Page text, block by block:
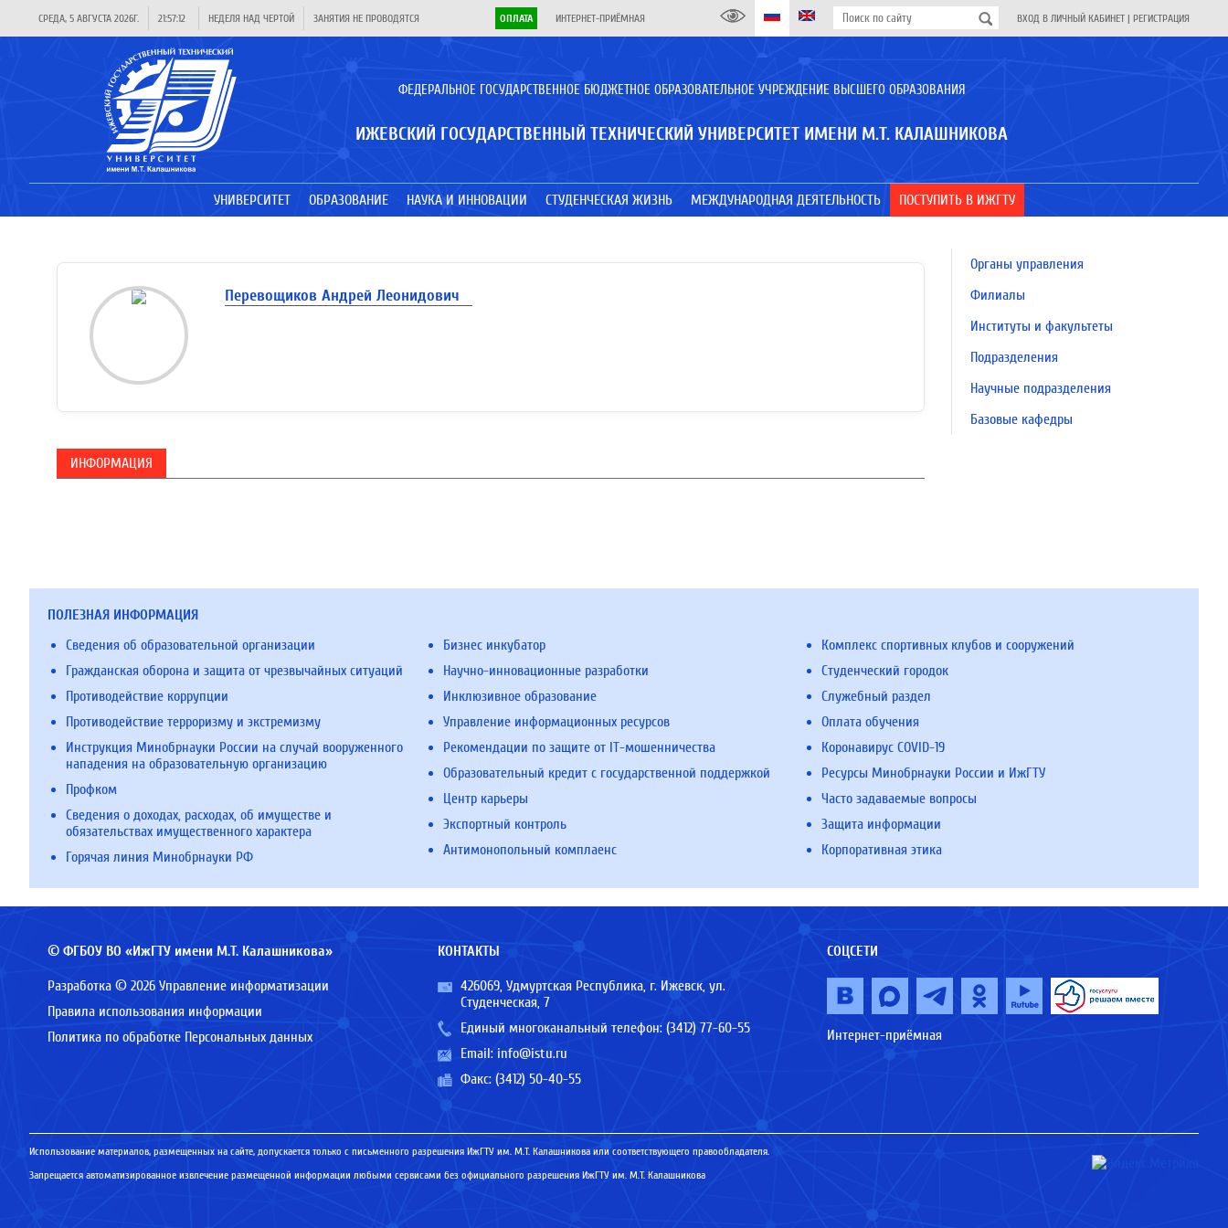
СРЕДА, 5 АВГУСТА 2026Г. 21:57:12 НЕДЕЛЯ НАД ЧЕРТОЙ ЗАНЯТИЯ НЕ ПРОВОДЯТСЯ ОПЛАТА ИНТЕРНЕТ-ПРИЁМНАЯ ВХОД В ЛИЧНЫЙ КАБИНЕТ | РЕГИСТРАЦИЯ
ФЕДЕРАЛЬНОЕ ГОСУДАРСТВЕННОЕ БЮДЖЕТНОЕ ОБРАЗОВАТЕЛЬНОЕ УЧРЕЖДЕНИЕ ВЫСШЕГО ОБРАЗОВАНИЯ
ИЖЕВСКИЙ ГОСУДАРСТВЕННЫЙ ТЕХНИЧЕСКИЙ УНИВЕРСИТЕТ ИМЕНИ М.Т. КАЛАШНИКОВА
УНИВЕРСИТЕТ ОБРАЗОВАНИЕ НАУКА И ИННОВАЦИИ СТУДЕНЧЕСКАЯ ЖИЗНЬ МЕЖДУНАРОДНАЯ ДЕЯТЕЛЬНОСТЬ ПОСТУПИТЬ В ИЖГТУ
Перевощиков Андрей Леонидович
ИНФОРМАЦИЯ
Органы управления
Филиалы
Институты и факультеты
Подразделения
Научные подразделения
Базовые кафедры
ПОЛЕЗНАЯ ИНФОРМАЦИЯ
Сведения об образовательной организации
Гражданская оборона и защита от чрезвычайных ситуаций
Противодействие коррупции
Противодействие терроризму и экстремизму
Инструкция Минобрнауки России на случай вооруженного
нападения на образовательную организацию
Профком
Сведения о доходах, расходах, об имуществе и
обязательствах имущественного характера
Горячая линия Минобрнауки РФ
Бизнес инкубатор
Научно-инновационные разработки
Инклюзивное образование
Управление информационных ресурсов
Рекомендации по защите от IT-мошенничества
Образовательный кредит с государственной поддержкой
Центр карьеры
Экспортный контроль
Антимонопольный комплаенс
Комплекс спортивных клубов и сооружений
Студенческий городок
Служебный раздел
Оплата обучения
Коронавирус COVID-19
Ресурсы Минобрнауки России и ИжГТУ
Часто задаваемые вопросы
Защита информации
Корпоративная этика
© ФГБОУ ВО «ИжГТУ имени М.Т. Калашникова»
Разработка © 2026 Управление информатизации
Правила использования информации
Политика по обработке Персональных данных
КОНТАКТЫ
426069, Удмуртская Республика, г. Ижевск, ул.
Студенческая, 7
Единый многоканальный телефон: (3412) 77-60-55
Email: info@istu.ru
Факс: (3412) 50-40-55
СОЦСЕТИ
Интернет-приёмная
Использование материалов, размещенных на сайте, допускается только с письменного разрешения ИжГТУ им. М.Т. Калашникова или соответствующего правообладателя.
Запрещается автоматизированное извлечение размещенной информации любыми сервисами без официального разрешения ИжГТУ им. М.Т. Калашникова